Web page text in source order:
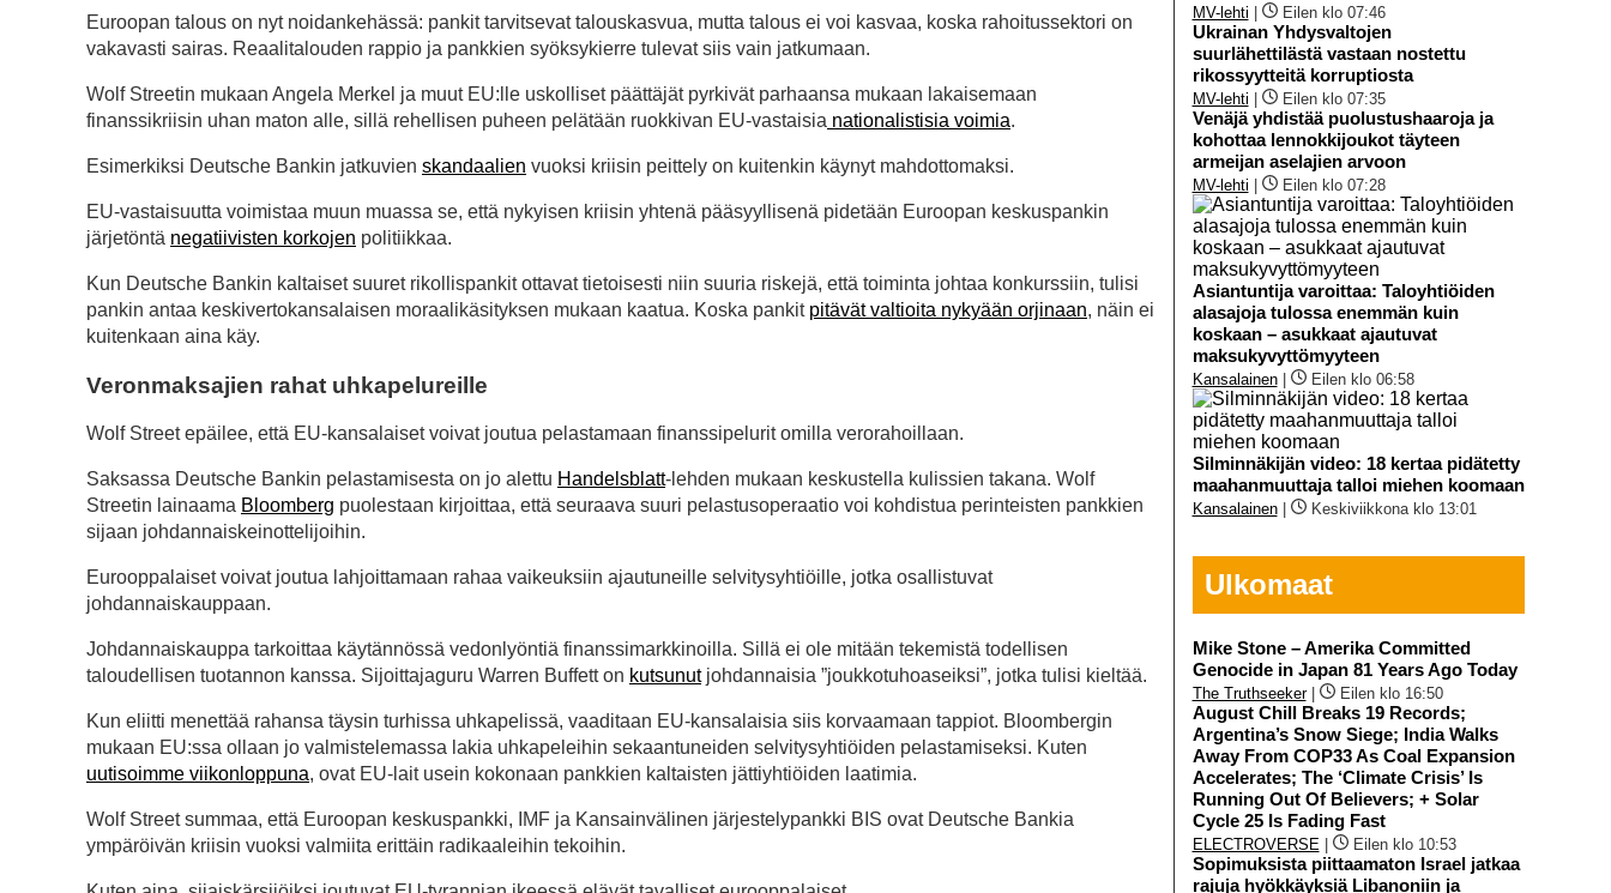
Euroopan talous on nyt noidankehässä: pankit tarvitsevat talouskasvua, mutta talous ei voi kasvaa, koska rahoitussektori on
vakavasti sairas. Reaalitalouden rappio ja pankkien syöksykierre tulevat siis vain jatkumaan.
Wolf Streetin mukaan Angela Merkel ja muut EU:lle uskolliset päättäjät pyrkivät parhaansa mukaan lakaisemaan
finanssikriisin uhan maton alle, sillä rehellisen puheen pelätään ruokkivan EU-vastaisia nationalistisia voimia.
Esimerkiksi Deutsche Bankin jatkuvien skandaalien vuoksi kriisin peittely on kuitenkin käynyt mahdottomaksi.
EU-vastaisuutta voimistaa muun muassa se, että nykyisen kriisin yhtenä pääsyyllisenä pidetään Euroopan keskuspankin
järjetöntä negatiivisten korkojen politiikkaa.
Kun Deutsche Bankin kaltaiset suuret rikollispankit ottavat tietoisesti niin suuria riskejä, että toiminta johtaa konkurssiin, tulisi
pankin antaa keskivertokansalaisen moraalikäsityksen mukaan kaatua. Koska pankit pitävät valtioita nykyään orjinaan, näin ei
kuitenkaan aina käy.
Veronmaksajien rahat uhkapelureille
Wolf Street epäilee, että EU-kansalaiset voivat joutua pelastamaan finanssipelurit omilla verorahoillaan.
Saksassa Deutsche Bankin pelastamisesta on jo alettu Handelsblatt-lehden mukaan keskustella kulissien takana. Wolf
Streetin lainaama Bloomberg puolestaan kirjoittaa, että seuraava suuri pelastusoperaatio voi kohdistua perinteisten pankkien
sijaan johdannaiskeinottelijoihin.
Eurooppalaiset voivat joutua lahjoittamaan rahaa vaikeuksiin ajautuneille selvitysyhtiöille, jotka osallistuvat
johdannaiskauppaan.
Johdannaiskauppa tarkoittaa käytännössä vedonlyöntiä finanssimarkkinoilla. Sillä ei ole mitään tekemistä todellisen
taloudellisen tuotannon kanssa. Sijoittajaguru Warren Buffett on kutsunutjohdannaisia ”joukkotuhoaseiksi”, jotka tulisi kieltää.
Kun eliitti menettää rahansa täysin turhissa uhkapelissä, vaaditaan EU-kansalaisia siis korvaamaan tappiot. Bloombergin
mukaan EU:ssa ollaan jo valmistelemassa lakia uhkapeleihin sekaantuneiden selvitysyhtiöiden pelastamiseksi. Kuten
uutisoimme viikonloppuna, ovat EU-lait usein kokonaan pankkien kaltaisten jättiyhtiöiden laatimia.
Wolf Street summaa, että Euroopan keskuspankki, IMF ja Kansainvälinen järjestelypankki BIS ovat Deutsche Bankia
ympäröivän kriisin vuoksi valmiita erittäin radikaaleihin tekoihin.
MV-lehti Eilen klo 07:46
Ukrainan Yhdysvaltojen
suurlähettilästä vastaan nostettu
rikossyytteitä korruptiosta
MV-lehti Eilen klo 07:35
Venäjä yhdistää puolustushaaroja ja
kohottaa lennokkijoukot täyteen
armeijan aselajien arvoon
MV-lehti Eilen klo 07:28
Asiantuntija varoittaa: Taloyhtiöiden
alasajoja tulossa enemmän kuin
koskaan – asukkaat ajautuvat
maksukyvyttömyyteen
Kansalainen| Eilen klo 06:58
Silminnäkijän video: 18 kertaa pidätetty
maahanmuuttaja talloi miehen koomaan
Kansalainen| Keskiviikkona klo 13:01
Ulkomaat
Mike Stone – Amerika Committed
Genocide in Japan 81 Years Ago Today
The Truthseeker| Eilen klo 16:50
August Chill Breaks 19 Records;
Argentina’s Snow Siege; India Walks
Away From COP33 As Coal Expansion
Accelerates; The ‘Climate Crisis’ Is
Running Out Of Believers; + Solar
Cycle 25 Is Fading Fast
ELECTROVERSE Eilen klo 10:53
Sopimuksista piittaamaton Israel jatkaa
rajuja hyökkäyksiä Libanoniin ja